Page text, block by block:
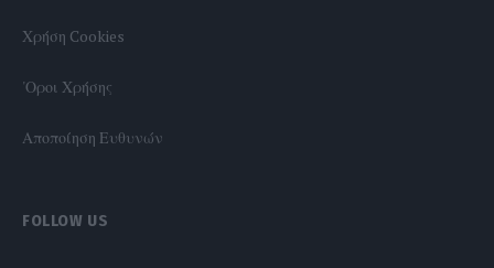
Χρήση Cookies
'Οροι Χρήσης
Αποποίηση Ευθυνών
FOLLOW US